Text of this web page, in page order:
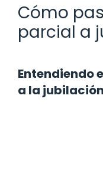
Cómo
parcial a
Entendiendo
a la